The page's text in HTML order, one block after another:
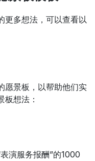
更多想法，可以查看以
愿景板，以帮助他们实
想法：
演服务报酬”的1000